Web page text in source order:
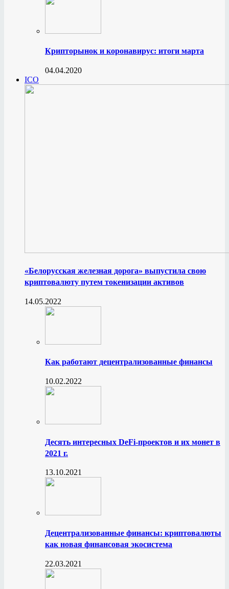
Крипторынок и коронавирус: итоги марта
04.04.2020
ICO
«Белорусская железная дорога» выпустила свою
криптовалюту путем токенизации активов
14.05.2022
Как работают децентрализованные финансы
10.02.2022
Десять интересных DeFi-проектов и их монет в
2021 г.
13.10.2021
Децентрализованные финансы: криптовалюты
как новая финансовая экосистема
22.03.2021